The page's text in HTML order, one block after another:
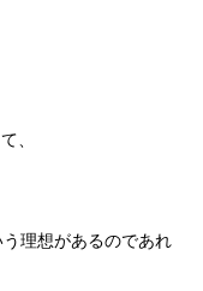
、
理想があるのであれ